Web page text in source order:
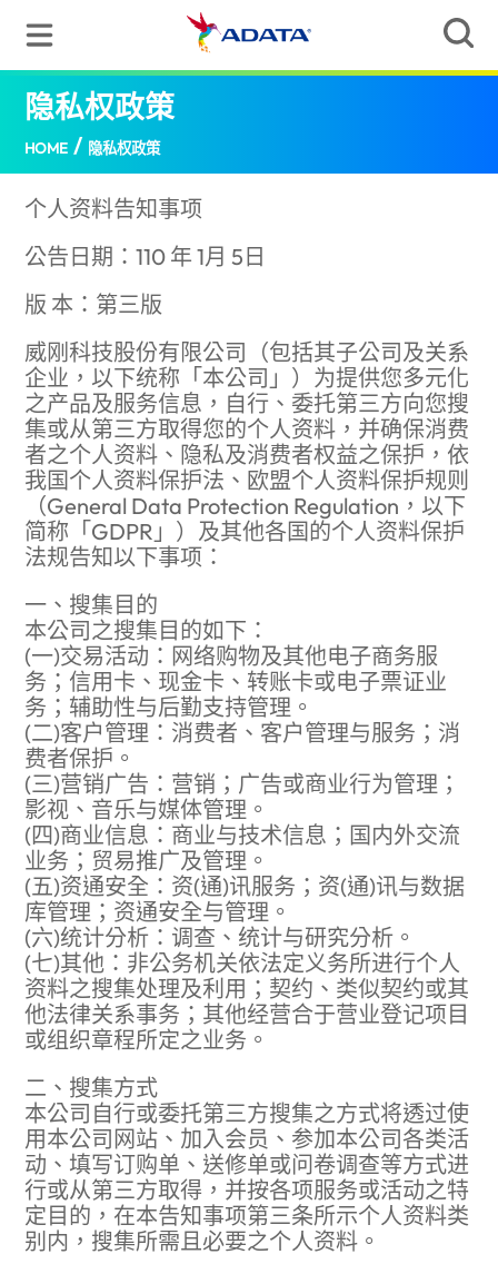
隐私权政策
HOME / 隐私权政策
个人资料告知事项
公告日期：110 年 1月 5日
版 本：第三版
威刚科技股份有限公司（包括其子公司及关系
企业，以下统称「本公司」）为提供您多元化
之产品及服务信息，自行、委托第三方向您搜
集或从第三方取得您的个人资料，并确保消费
者之个人资料、隐私及消费者权益之保护，依
我国个人资料保护法、欧盟个人资料保护规则
（General Data Protection Regulation，以下
简称「GDPR」）及其他各国的个人资料保护
法规告知以下事项：
一、搜集目的
本公司之搜集目的如下：
(一)交易活动：网络购物及其他电子商务服
务；信用卡、现金卡、转账卡或电子票证业
务；辅助性与后勤支持管理。
(二)客户管理：消费者、客户管理与服务；消
费者保护。
(三)营销广告：营销；广告或商业行为管理；
影视、音乐与媒体管理。
(四)商业信息：商业与技术信息；国内外交流
业务；贸易推广及管理。
(五)资通安全：资(通)讯服务；资(通)讯与数据
库管理；资通安全与管理。
(六)统计分析：调查、统计与研究分析。
(七)其他：非公务机关依法定义务所进行个人
资料之搜集处理及利用；契约、类似契约或其
他法律关系事务；其他经营合于营业登记项目
或组织章程所定之业务。
二、搜集方式
本公司自行或委托第三方搜集之方式将透过使
用本公司网站、加入会员、参加本公司各类活
动、填写订购单、送修单或问卷调查等方式进
行或从第三方取得，并按各项服务或活动之特
定目的，在本告知事项第三条所示个人资料类
别内，搜集所需且必要之个人资料。